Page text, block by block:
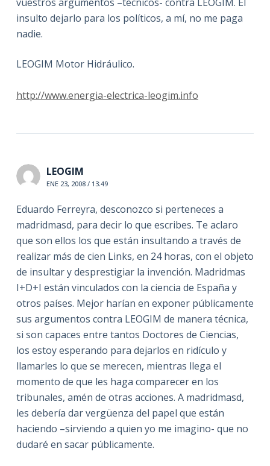
insulto dejarlo para los políticos, a mí, no me paga
nadie.
LEOGIM Motor Hidráulico.
http://www.energia-electrica-leogim.info
LEOGIM
ENE 23, 2008 / 13:49
Eduardo Ferreyra, desconozco si perteneces a
madridmasd, para decir lo que escribes. Te aclaro
que son ellos los que están insultando a través de
realizar más de cien Links, en 24 horas, con el objeto
de insultar y desprestigiar la invención. Madridmas
I+D+I están vinculados con la ciencia de España y
otros países. Mejor harían en exponer públicamente
sus argumentos contra LEOGIM de manera técnica,
si son capaces entre tantos Doctores de Ciencias,
los estoy esperando para dejarlos en ridículo y
llamarles lo que se merecen, mientras llega el
momento de que les haga comparecer en los
tribunales, amén de otras acciones. A madridmasd,
les debería dar vergüenza del papel que están
haciendo –sirviendo a quien yo me imagino- que no
dudaré en sacar públicamente.